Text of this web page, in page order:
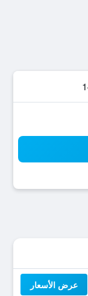
عرض الأسعار